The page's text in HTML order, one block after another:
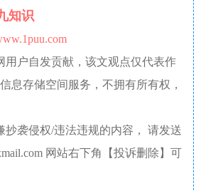
知识
用户自发贡献，该文观点仅代表作
息存储空间服务，不拥有所有权，
抄袭侵权/违法违规的内容， 请发送
网站右下角【投诉删除】可